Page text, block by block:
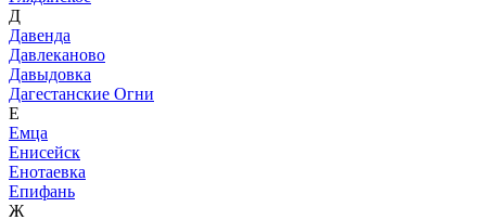
Д
Давенда
Давлеканово
Давыдовка
Дагестанские Огни
Е
Емца
Енисейск
Енотаевка
Епифань
Ж